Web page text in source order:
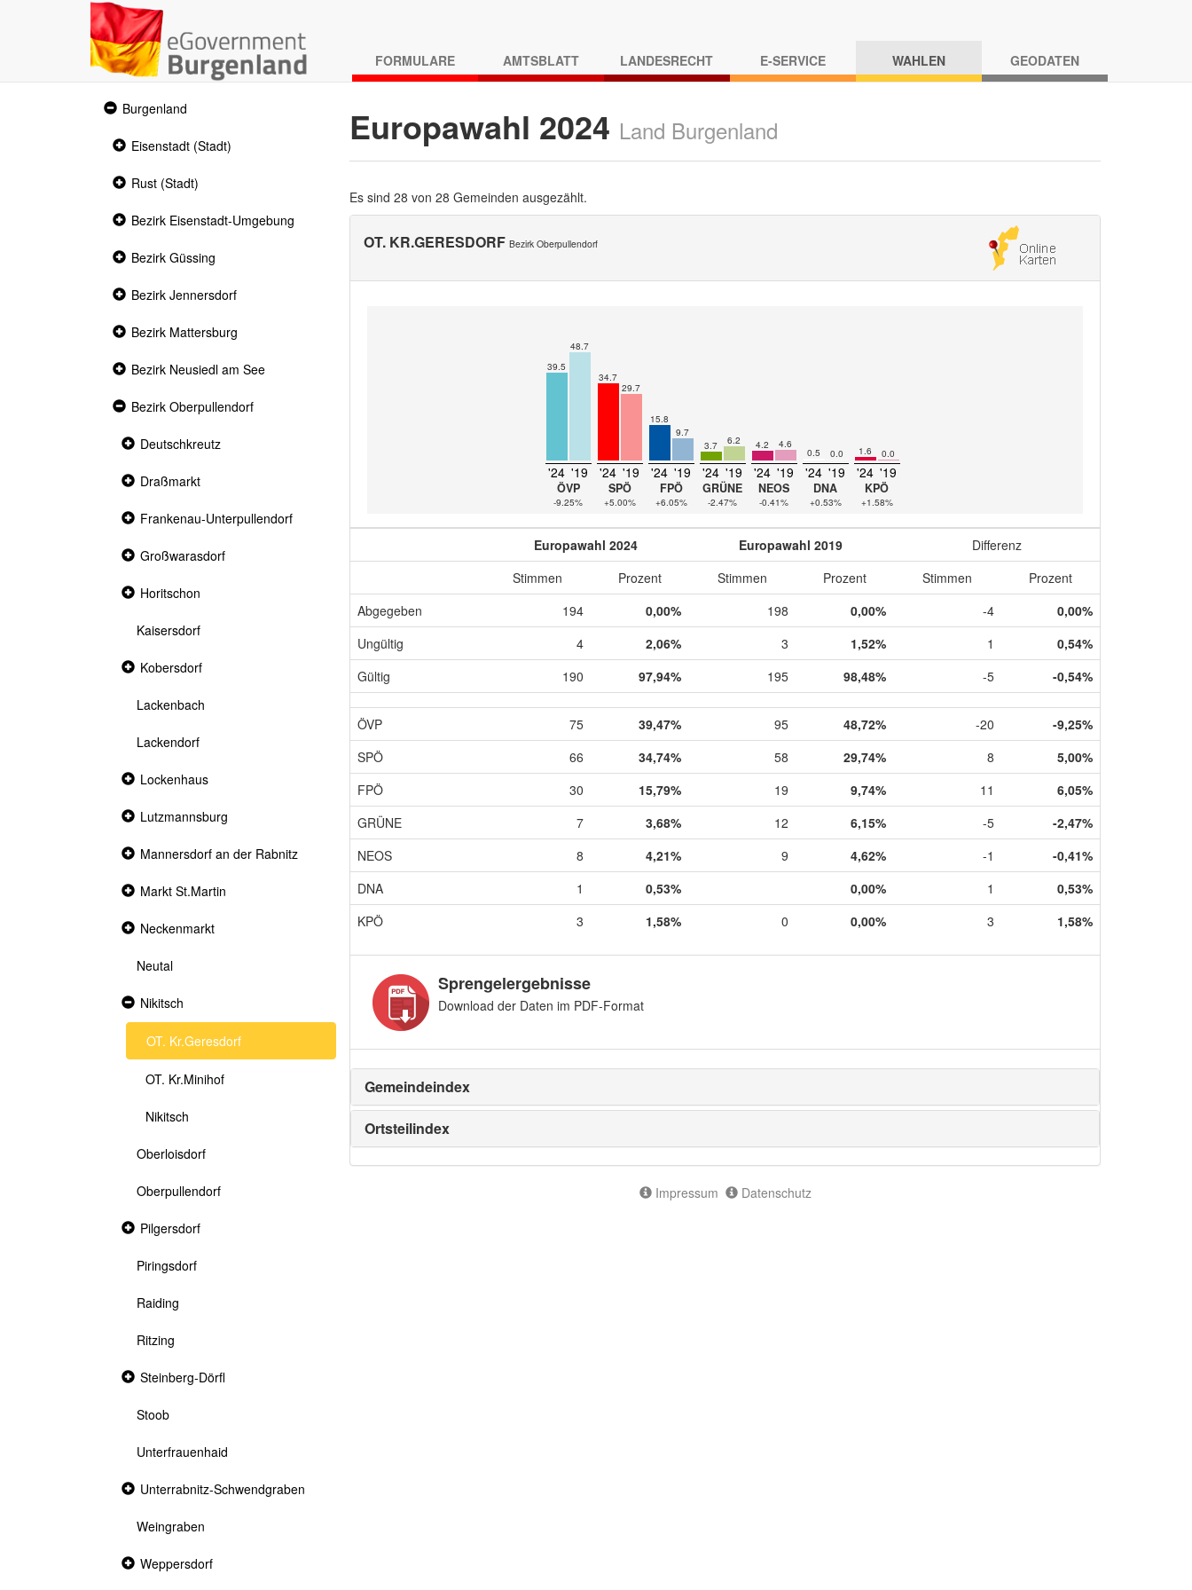
FORMULARE AMTSBLATT LANDESRECHT E-SERVICE WAHLEN GEODATEN
Expanded
section
Burgenland
Collapsed
Eisenstadt (Stadt)
Collapsed
section
Rust (Stadt)
Collapsed
Bezirk Eisenstadt-Umgebung
Collapsed
Bezirk Güssing
Collapsed
Bezirk Jennersdorf
Collapsed
Bezirk Mattersburg
Collapsed
Bezirk Neusiedl am See
Expanded
Bezirk Oberpullendorf
Collapsed
Deutschkreutz
Collapsed
Draßmarkt
Collapsed
Frankenau-Unterpullendorf
Collapsed
Großwarasdorf
Collapsed
Horitschon
Kaisersdorf
Collapsed
Kobersdorf
Lackenbach
Lackendorf
Collapsed
Lockenhaus
Collapsed
Lutzmannsburg
Collapsed
Mannersdorf an der Rabnitz
Collapsed
Markt St.Martin
Collapsed
Neckenmarkt
Neutal
Expanded
Nikitsch
OT. Kr.Geresdorf
OT. Kr.Minihof
Nikitsch
Oberloisdorf
Oberpullendorf
Collapsed
section
Pilgersdorf
Piringsdorf
Raiding
Ritzing
Collapsed
Steinberg-Dörfl
Stoob
Unterfrauenhaid
Collapsed
Unterrabnitz-Schwendgraben
Weingraben
Collapsed
section
Weppersdorf
Europawahl 2024 Land Burgenland
Es sind 28 von 28 Gemeinden ausgezählt.
OT. KR.GERESDORF Bezirk Oberpullendorf
39.5
48.7
'24 '19
ÖVP
-9.25%
34.7
29.7
'24 '19
SPÖ
+5.00%
15.8
9.7
'24 '19
FPÖ
+6.05%
3.7 6.2
'24 '19
GRÜNE
-2.47%
4.2 4.6
'24 '19
NEOS
-0.41%
0.5 0.0
'24 '19
DNA
+0.53%
1.6 0.0
'24 '19
KPÖ
+1.58%
Europawahl 2024 Europawahl 2019
Differenz
Stimmen
Prozent Stimmen Prozent Stimmen
Prozent
Abgegeben
194 0,00% 198 0,00% -4
0,00%
Ungültig
4 2,06% 3 1,52% 1
0,54%
Gültig
190 97,94% 195 98,48% -5 -0,54%
ÖVP 75 39,47% 95 48,72% -20
-9,25%
SPÖ
66 34,74% 58 29,74% 8
5,00%
FPÖ
30 15,79% 19 9,74% 11
6,05%
GRÜNE
7 3,68% 12 6,15% -5
-2,47%
NEOS
8 4,21% 9 4,62% -1
-0,41%
DNA
1 0,53% 0,00% 1
0,53%
KPÖ
3 1,58% 0 0,00% 3 1,58%
Sprengelergebnisse
Download der Daten im PDF-Format
Gemeindeindex
Ortsteilindex
Impressum Datenschutz